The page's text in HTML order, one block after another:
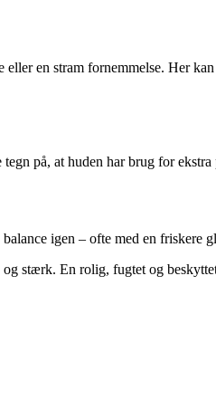
en stram fornemmelse. Her
på, at huden har brug for ekstra
igen – ofte med en friskere
stærk. En rolig, fugtet og